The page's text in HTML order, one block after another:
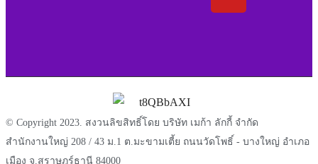
© Copyright 2023. สงวนลิขสิทธิ์โดย บริษัท เมก้า ลักกี้ จำกัด
สำนักงานใหญ่ 208 / 43 ม.1 ต.มะขามเตี้ย ถนนวัดโพธิ์ - บางใหญ่ อำเภอ
เมือง จ.สุราษฎร์ธานี 84000